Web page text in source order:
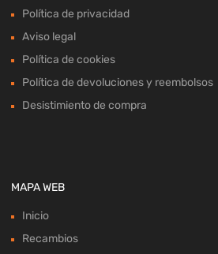
Política de privacidad
Aviso legal
Política de cookies
Política de devoluciones y reembolsos
Desistimiento de compra
MAPA WEB
Inicio
Recambios